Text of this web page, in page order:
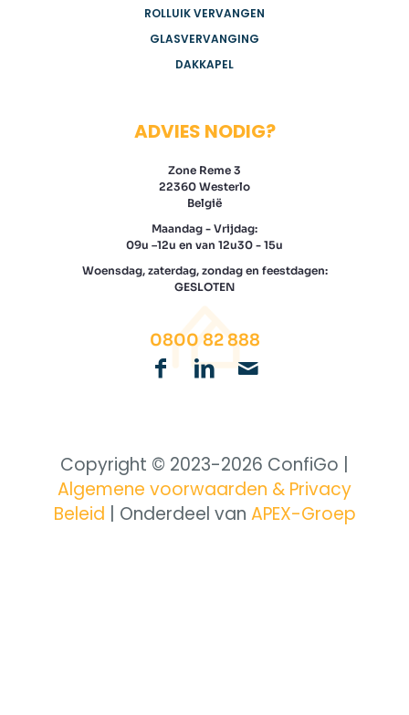
ROLLUIK VERVANGEN
GLASVERVANGING
DAKKAPEL
ADVIES NODIG?
Zone Reme 3
22360 Westerlo
België
Maandag - Vrijdag:
09u –12u en van 12u30 - 15u
Woensdag, zaterdag, zondag en feestdagen:
GESLOTEN
0800 82 888
Copyright © 2023-2026 ConfiGo |
Algemene voorwaarden & Privacy
Beleid | Onderdeel van APEX-Groep